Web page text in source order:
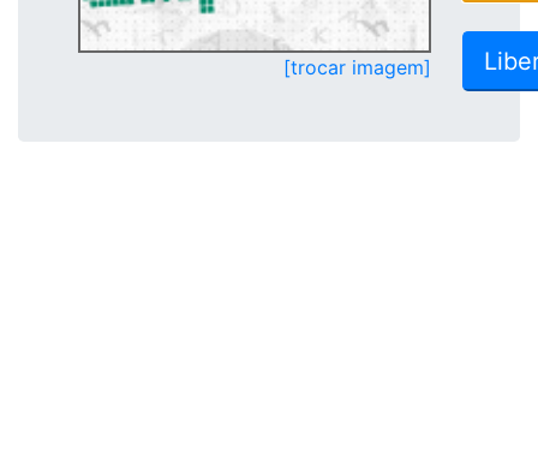
[trocar imagem]